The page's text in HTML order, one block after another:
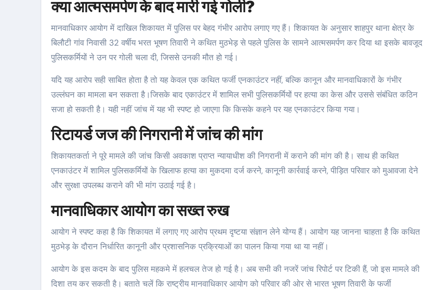
क्या आत्मसमर्पण के बाद मारी गई गोली?
मानवाधिकार आयोग में दाखिल शिकायत में पुलिस पर बेहद गंभीर आरोप लगाए गए हैं। शिकायत के अनुसार शाहपुर थाना क्षेत्र के
बिलौटी गांव निवासी 32 वर्षीय भरत भूषण तिवारी ने कथित मुठभेड़ से पहले पुलिस के सामने आत्मसमर्पण कर दिया था इसके बावजूद
पुलिसकर्मियों ने उन पर गोली चला दी, जिससे उनकी मौत हो गई।
यदि यह आरोप सही साबित होता है तो यह केवल एक कथित फर्जी एनकाउंटर नहीं, बल्कि कानून और मानवाधिकारों के गंभीर
उल्लंघन का मामला बन सकता है।जिसके बाद एकाउंटर में शामिल सभी पुलिसकर्मियों पर हत्या का केस और उससे संबंधित कठिन
सजा हो सकती है। यही नहीं जांच में यह भी स्पष्ट हो जाएगा कि किसके कहने पर यह एनकाउंटर किया गया।
रिटायर्ड जज की निगरानी में जांच की मांग
शिकायतकर्ता ने पूरे मामले की जांच किसी अवकाश प्राप्त न्यायाधीश की निगरानी में कराने की मांग की है। साथ ही कथित
एनकाउंटर में शामिल पुलिसकर्मियों के खिलाफ हत्या का मुकदमा दर्ज करने, कानूनी कार्रवाई करने, पीड़ित परिवार को मुआवजा देने
और सुरक्षा उपलब्ध कराने की भी मांग उठाई गई है।
मानवाधिकार आयोग का सख्त रुख
आयोग ने स्पष्ट कहा है कि शिकायत में लगाए गए आरोप प्रथम दृष्टया संज्ञान लेने योग्य हैं। आयोग यह जानना चाहता है कि कथित
मुठभेड़ के दौरान निर्धारित कानूनी और प्रशासनिक प्रक्रियाओं का पालन किया गया था या नहीं।
आयोग के इस कदम के बाद पुलिस महकमे में हलचल तेज हो गई है। अब सभी की नजरें जांच रिपोर्ट पर टिकी हैं, जो इस मामले की
दिशा तय कर सकती है। बताते चलें कि राष्ट्रीय मानवाधिकार आयोग को परिवार की ओर से भारत भूषण तिवारी के फर्जी